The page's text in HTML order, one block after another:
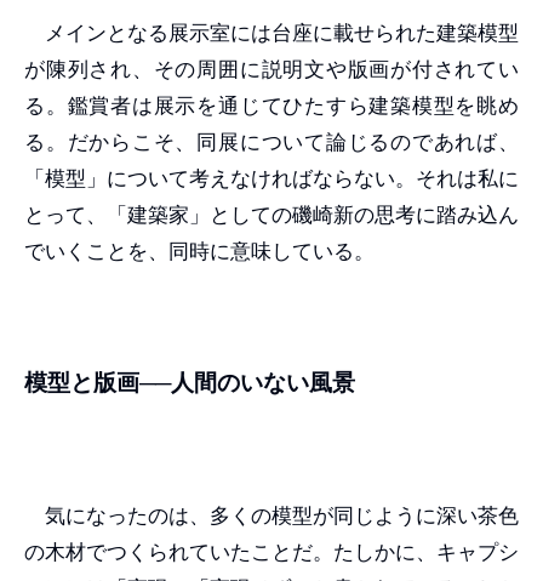
メインとなる展示室には台座に載せられた建築模型
が陳列され、その周囲に説明文や版画が付されてい
る。鑑賞者は展示を通じてひたすら建築模型を眺め
る。だからこそ、同展について論じるのであれば、
「模型」について考えなければならない。それは私に
とって、「建築家」としての磯崎新の思考に踏み込ん
でいくことを、同時に意味している。
模型と版画──人間のいない風景
気になったのは、多くの模型が同じように深い茶色
の木材でつくられていたことだ。たしかに、キャプシ